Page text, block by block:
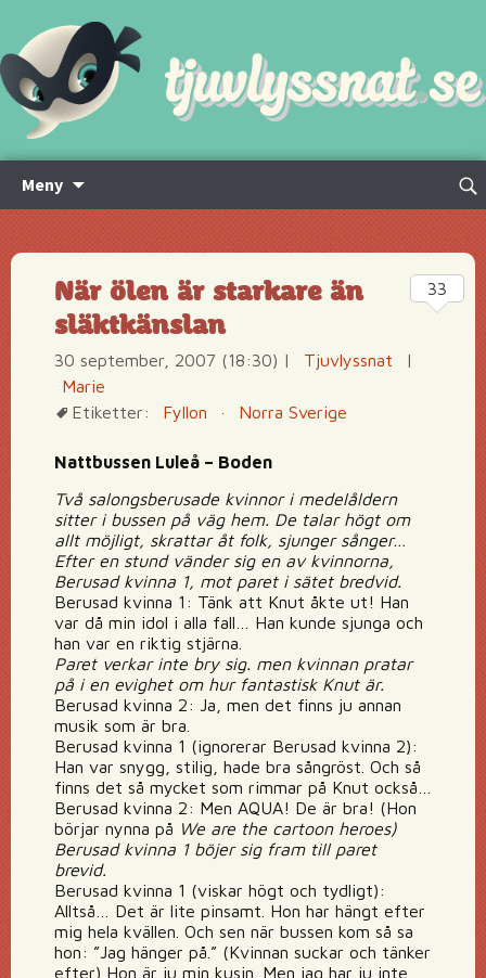
Meny
innehåll
Sök
När ölen är starkare än
släktkänslan
30 september, 2007 (18:30) | Tjuvlyssnat
|
Marie
Etiketter:
Fyllon · Norra Sverige
Nattbussen Luleå – Boden
Två salongsberusade kvinnor i medelåldern
sitter i bussen på väg hem. De talar högt om
allt möjligt, skrattar åt folk, sjunger sånger…
Efter en stund vänder sig en av kvinnorna,
Berusad kvinna 1, mot paret i sätet bredvid.
Berusad kvinna 1: Tänk att Knut åkte ut! Han
var då min idol i alla fall… Han kunde sjunga och
han var en riktig stjärna.
Paret verkar inte bry sig. men kvinnan pratar
på i en evighet om hur fantastisk Knut är.
Berusad kvinna 2: Ja, men det finns ju annan
musik som är bra.
Berusad kvinna 1 (ignorerar Berusad kvinna 2):
Han var snygg, stilig, hade bra sångröst. Och så
finns det så mycket som rimmar på Knut också…
Berusad kvinna 2: Men AQUA! De är bra! (Hon
börjar nynna på We are the cartoon heroes)
Berusad kvinna 1 böjer sig fram till paret
brevid.
Berusad kvinna 1 (viskar högt och tydligt):
Alltså… Det är lite pinsamt. Hon har hängt efter
mig hela kvällen. Och sen när bussen kom så sa
hon: ”Jag hänger på.” (Kvinnan suckar och tänker
efter) Hon är ju min kusin. Men jag har ju inte
33